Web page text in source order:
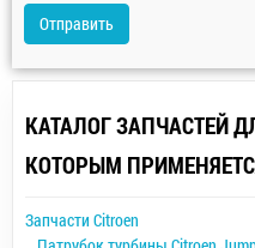
Отправить
КАТАЛОГ ЗАПЧАСТЕЙ
КОТОРЫМ
Запчасти Citroen